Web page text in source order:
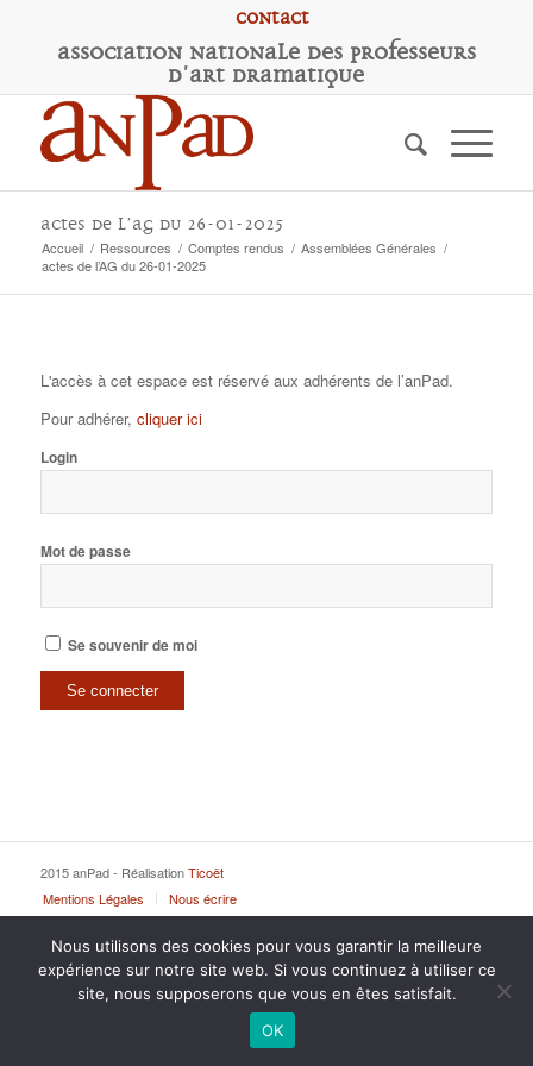
Contact
Association Nationale des Professeurs
d'Art Dramatique
actes de l’AG du 26-01-2025
Accueil / Ressources / Comptes rendus / Assemblées Générales /
actes de l’AG du 26-01-2025
L'accès à cet espace est réservé aux adhérents de l’anPad.
Pour adhérer, cliquer ici
Login
Mot de passe
Se souvenir de moi
2015 anPad - RéalisationTicoët
Mentions Légales
Nous écrire
Nous utilisons des cookies pour vous garantir la meilleure
expérience sur notre site web. Si vous continuez à utiliser ce
site, nous supposerons que vous en êtes satisfait.
OK